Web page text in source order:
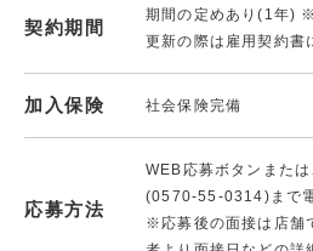
契約期間
期間の定めあり(1年)
更新の際は雇用契約書
加入保険 社会保険完備
応募方法
WEB応募ボタンまた
(0570-55-0314)まで電
※応募後の面接は店舗